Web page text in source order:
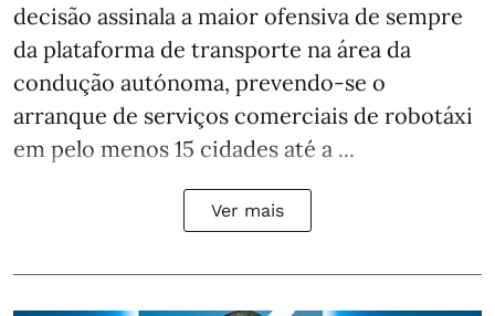
decisão assinala a maior ofensiva de sempre
da plataforma de transporte na área da
condução autónoma, prevendo-se o
arranque de serviços comerciais de robotáxi
em pelo menos 15 cidades até a ...
Ver mais